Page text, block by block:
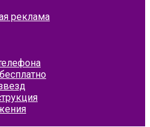
реклама